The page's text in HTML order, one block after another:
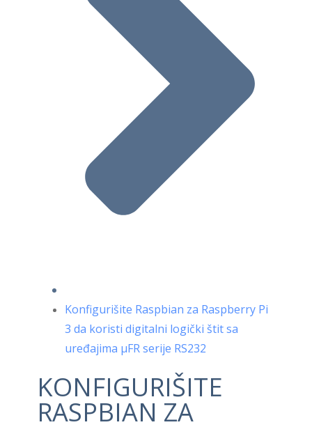
Konfigurišite Raspbian za Raspberry Pi
3 da koristi digitalni logički štit sa
uređajima μFR serije RS232
KONFIGURIŠITE
RASPBIAN ZA